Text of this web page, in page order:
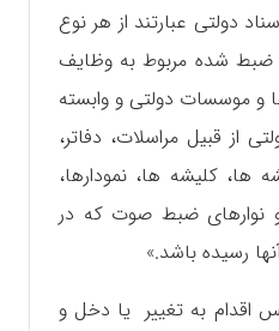
دولتی عبارتند از هر نوع
ضبط شده مربوط به وظایف
و موسسات دولتی و وابسته
قبیل مراسلات، دفاتر،
کلیشه ها، نمودارها،
و نوارهای ضبط صوت که در
رسیده باشد.»
اقدام به تغییر یا دخل و